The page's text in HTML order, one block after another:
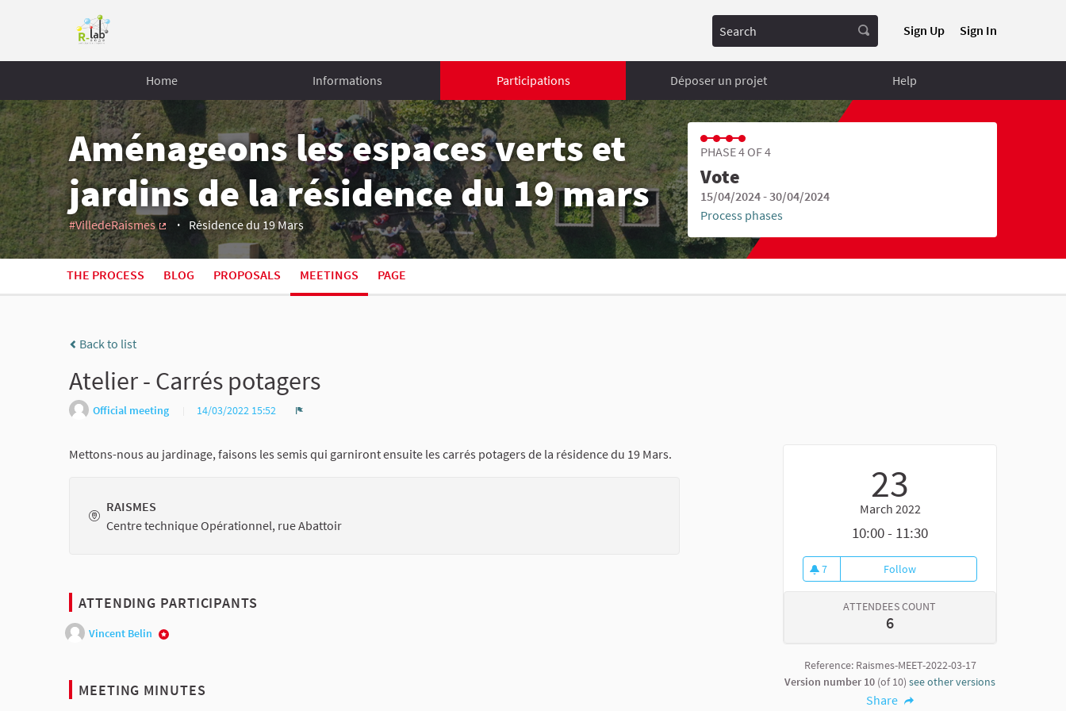
Sign Up Sign In
Home Informations Participations Déposer un projet Help
Aménageons les espaces verts et
jardins de la résidence du 19 mars
#VilledeRaismes
(External link)
Résidence du 19 Mars
PHASE 4 OF 4
Vote
15/04/2024 - 30/04/2024
Process phases
THE PROCESS BLOG PROPOSALS MEETINGS PAGE
Back to list
Atelier - Carrés potagers
Official meeting 14/03/2022 15:52
23
March 2022
10:00 - 11:30
7
7 followers
FollowAtelier - Carrés potagers
ATTENDEES COUNT
6
Reference: Raismes-MEET-2022-03-17
Version number 10 (of 10) see other versions
Share
Mettons-nous au jardinage, faisons les semis qui garniront ensuite les carrés potagers de la résidence du 19 Mars.
RAISMES
Centre technique Opérationnel, rue Abattoir
ATTENDING PARTICIPANTS
Vincent Belin
MEETING MINUTES